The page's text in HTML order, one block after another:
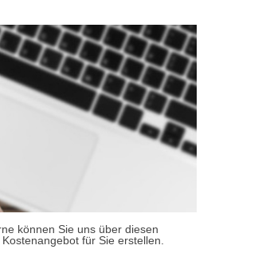
können Sie uns über diesen
für Sie erstellen.